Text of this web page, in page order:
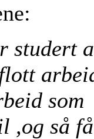
studert
,og så